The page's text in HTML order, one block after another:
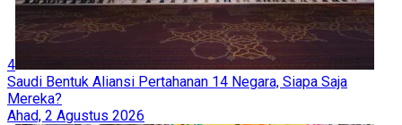
4
Saudi Bentuk Aliansi Pertahanan 14 Negara, Siapa Saja
Mereka?
Ahad, 2 Agustus 2026